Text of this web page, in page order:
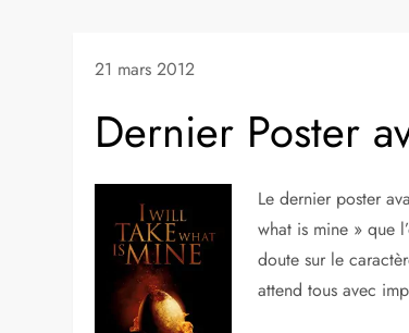
21 mars 2012
Dernier Poster
Le dernier poster
what is mine » que
doute sur le
attend tous avec